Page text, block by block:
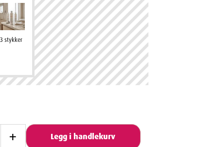
3 stykker
+ Legg i handlekurv